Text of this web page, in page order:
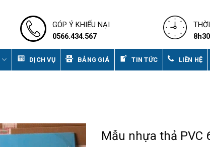
GÓP Ý KHIẾU NẠI
0566.434.567
DỊCH VỤ BẢNG GIÁ TIN TỨC LIÊN HỆ
Mẫu nhựa thả PVC